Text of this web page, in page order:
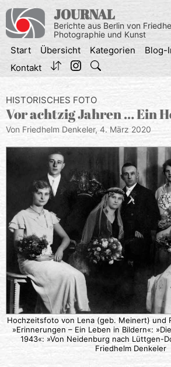
Inhalt
springen
JOURNAL
Berichte aus Berlin von
Photographie und Kunst
Start Übersicht Kategorien Blog-
Kontakt
HISTORISCHES FOTO
Vor achtzig Jahren … Ein
Von Friedhelm Denkeler, 4. März 2020
Hochzeitsfoto von Lena (geb. Meinert) und
»Erinnerungen – Ein Leben in Bildern«:
1943«: »Von Neidenburg nach Lüttgen-
Friedhelm Denkeler